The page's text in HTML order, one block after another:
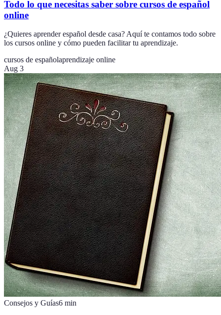
Todo lo que necesitas saber sobre cursos de español
online
¿Quieres aprender español desde casa? Aquí te contamos todo sobre
los cursos online y cómo pueden facilitar tu aprendizaje.
cursos de españolaprendizaje online
Aug 3
Consejos y Guías6 min